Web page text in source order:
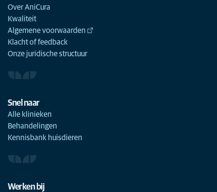
Over AniCura
Kwaliteit
Algemene voorwaarden
Klacht of feedback
Onze juridische structuur
Snel naar
Alle klinieken
Behandelingen
Kennisbank huisdieren
Werken bij